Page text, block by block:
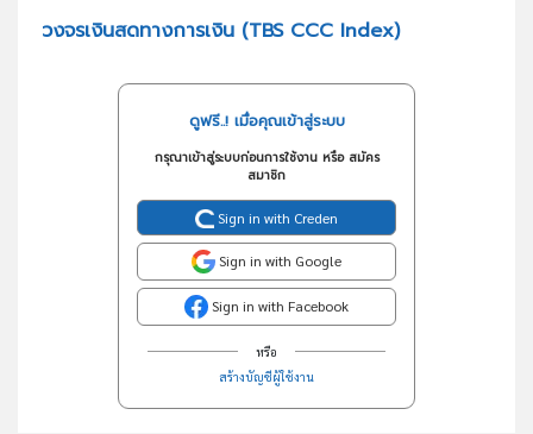
วงจรเงินสดทางการเงิน (TBS CCC Index)
ดูฟรี..! เมื่อคุณเข้าสู่ระบบ
กรุณาเข้าสู่ระบบก่อนการใช้งาน หรือ สมัคร
สมาชิก
Sign in with Creden
Sign in with Google
Sign in with Facebook
หรือ
สร้างบัญชีผู้ใช้งาน